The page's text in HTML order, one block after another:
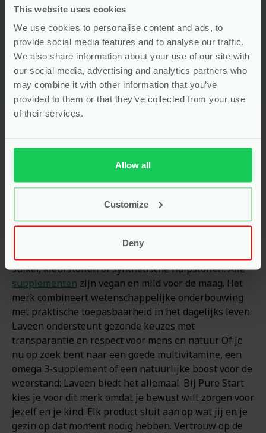
This website uses cookies
We use cookies to personalise content and ads, to
provide social media features and to analyse our traffic.
We also share information about your use of our site with
our social media, advertising and analytics partners who
may combine it with other information that you’ve
provided to them or that they’ve collected from your use
of their services.
Allow all
Customize
Deny
Voor9.99
Bekijken
voedingssupplementen
afgestemd op elke levensfase
hoge kwaliteit, ontwikkeld voor baby’s, kinderen en
zwangere vrouwen. De producten zijn samengesteld
door experts, met uitsluitend pure ingrediënten.
suiker, kleurstoffen of synthetische hulpstoffen. Alle
supplementen zijn vegan en mild voor de maag. Het
merk combineert wetenschappelijke onderbouwing
met praktische toepasbaarheid in het dagelijks leven.
Laveen ondersteunt gezonde keuzes met
transparantie en respect voor mens en natuur. Of je
nu op zoek bent naar een goede multivitamine, een
omega 3-supplement of een natuurlijke boost voor de
weerstand: Laveen biedt het allemaal. Bij Pure Start
kies je voor dit merk omdat je bewust wilt zorgen voor
jezelf en je kind. Elk product sluit aan op wat jij en je
gezin op dat moment nodig hebben. Vertrouw op de